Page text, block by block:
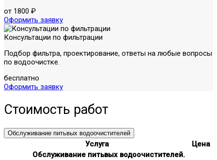
от 1800 ₽
Оформить заявку
Консультации по фильтрации
Подбор фильтра, проектирование, ответы на любые вопросы
по водоочистке.
бесплатно
Оформить заявку
Стоимость работ
Обслуживание питьвых водоочистителей
Услуга
Цена
Обслуживание питьвых водоочистителей.